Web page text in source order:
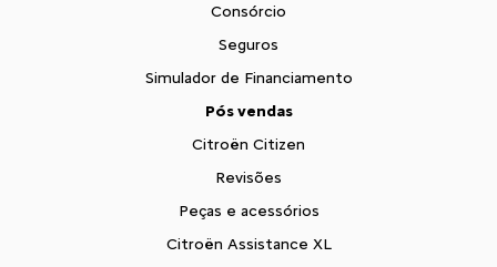
Consórcio
Seguros
Simulador de Financiamento
Pós vendas
Citroën Citizen
Revisões
Peças e acessórios
Citroën Assistance XL